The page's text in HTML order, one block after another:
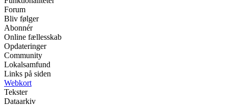
Forum
Bliv følger
Abonnér
Online fællesskab
Opdateringer
Community
Lokalsamfund
Links på siden
Webkort
Tekster
Dataarkiv